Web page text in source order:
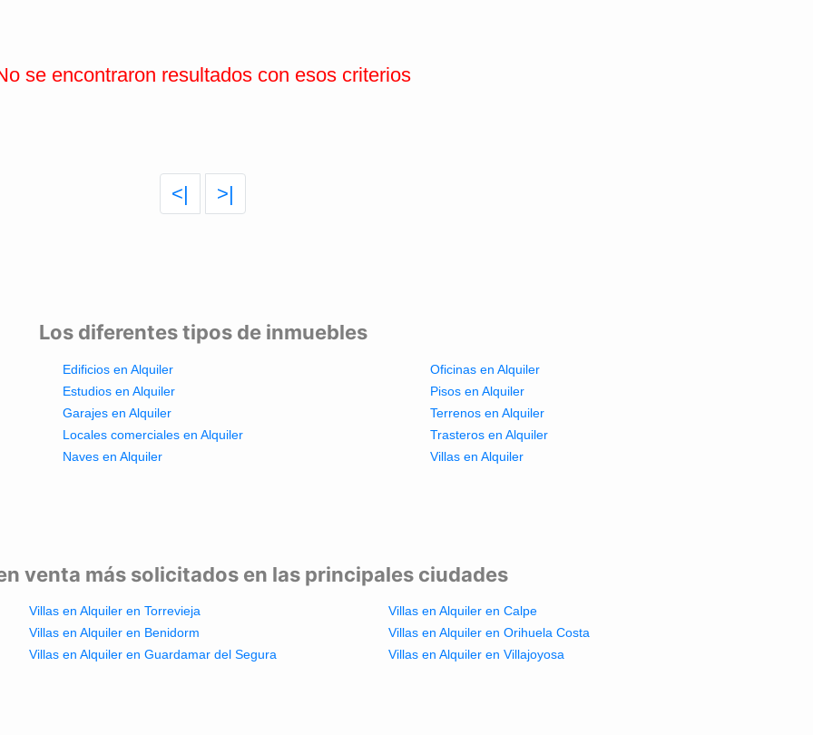
se encontraron resultados con esos criterios
<| >|
Los diferentes tipos de inmuebles
Edificios en Alquiler
Estudios en Alquiler
Garajes en Alquiler
Locales comerciales en Alquiler
Naves en Alquiler
Oficinas en Alquiler
Pisos en Alquiler
Terrenos en Alquiler
Trasteros en Alquiler
Villas en Alquiler
venta más solicitados en las principales ciudades
Villas en Alquiler en Torrevieja
Villas en Alquiler en Benidorm
Villas en Alquiler en Guardamar del Segura
Villas en Alquiler en Calpe
Villas en Alquiler en Orihuela Costa
Villas en Alquiler en Villajoyosa